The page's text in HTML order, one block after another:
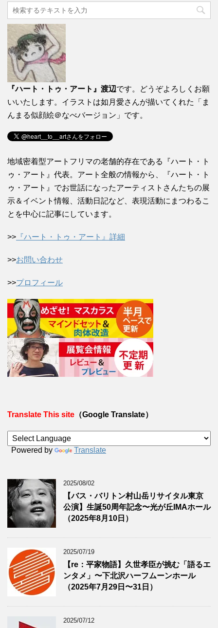
『ハート・トゥ・アート』渡辺です。どうぞよろしくお願
いいたします。イラストは如月愛さんが描いてくれた「ま
んまる似顔絵＠なべバージョン」です。
地域密着型アートフリマの老舗的存在である『ハート・ト
ゥ・アート』代表。アート全般の情報から、『ハート・ト
ゥ・アート』でお世話になったアーティストさんたちの展
示＆イベント情報、活動日記など、表現活動にまつわるこ
とを中心に記事にしています。
>> 『ハート・トゥ・アート』詳細
>>お問い合わせ
>>プロフィール
Translate This site （Google Translate）
Powered by Translate
2025/08/02
【バス・バリトン村山岳リサイタル東京
公演】生誕50周年記念〜光が丘IMAホール
（2025年8月10日）
2025/07/19
【re：平家物語】久世孝臣が挑む「語るエ
ンタメ」〜下北沢ハーフムーンホール
（2025年7月29日〜31日）
2025/07/12